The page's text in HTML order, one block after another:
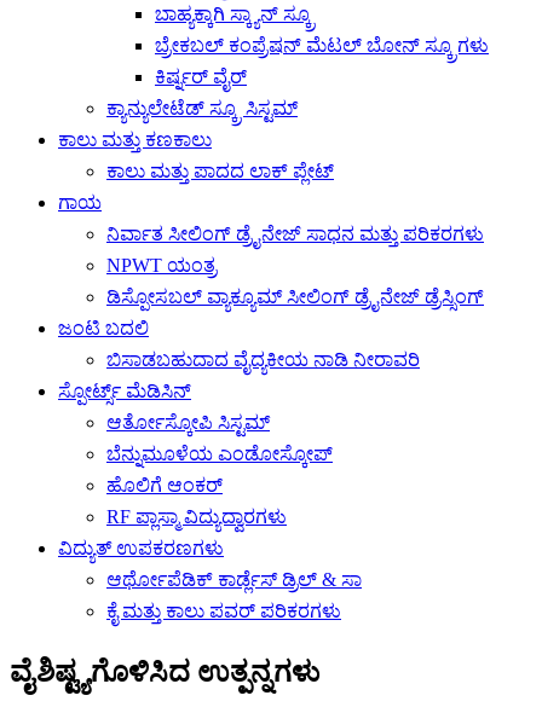
ಬಾಹ್ಯಕ್ಕಾಗಿ ಸ್ಕ್ಯಾನ್ ಸ್ಕ್ರೂ
ಬ್ರೇಕಬಲ್ ಕಂಪ್ರೆಷನ್ ಮೆಟಲ್ ಬೋನ್ ಸ್ಕ್ರೂಗಳು
ಕಿರ್ಷ್ನರ್ ವೈರ್
ಕ್ಯಾನ್ಯುಲೇಟೆಡ್ ಸ್ಕ್ರೂ ಸಿಸ್ಟಮ್
ಕಾಲು ಮತ್ತು ಕಣಕಾಲು
ಕಾಲು ಮತ್ತು ಪಾದದ ಲಾಕ್ ಪ್ಲೇಟ್
ಗಾಯ
ನಿರ್ವಾತ ಸೀಲಿಂಗ್ ಡ್ರೈನೇಜ್ ಸಾಧನ ಮತ್ತು ಪರಿಕರಗಳು
NPWT ಯಂತ್ರ
ಡಿಸ್ಪೋಸಬಲ್ ವ್ಯಾಕ್ಯೂಮ್ ಸೀಲಿಂಗ್ ಡ್ರೈನೇಜ್ ಡ್ರೆಸ್ಸಿಂಗ್
ಜಂಟಿ ಬದಲಿ
ಬಿಸಾಡಬಹುದಾದ ವೈದ್ಯಕೀಯ ನಾಡಿ ನೀರಾವರಿ
ಸ್ಪೋರ್ಟ್ಸ್ ಮೆಡಿಸಿನ್
ಆರ್ತೋಸ್ಕೋಪಿ ಸಿಸ್ಟಮ್
ಬೆನ್ನುಮೂಳೆಯ ಎಂಡೋಸ್ಕೋಪ್
ಹೊಲಿಗೆ ಆಂಕರ್
RF ಪ್ಲಾಸ್ಮಾ ವಿದ್ಯುದ್ವಾರಗಳು
ವಿದ್ಯುತ್ ಉಪಕರಣಗಳು
ಆರ್ಥೋಪೆಡಿಕ್ ಕಾರ್ಡ್ಲೆಸ್ ಡ್ರಿಲ್ & ಸಾ
ಕೈ ಮತ್ತು ಕಾಲು ಪವರ್ ಪರಿಕರಗಳು
ವೈಶಿಷ್ಟ್ಯಗೊಳಿಸಿದ ಉತ್ಪನ್ನಗಳು